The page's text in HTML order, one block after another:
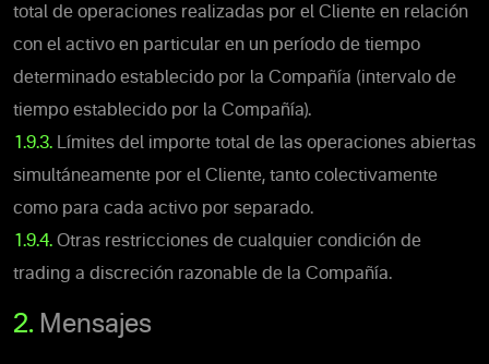
total de operaciones realizadas por el Cliente en relación
con el activo en particular en un período de tiempo
determinado establecido por la Compañía (intervalo de
tiempo establecido por la Compañía).
1.9.3. Límites del importe total de las operaciones abiertas
simultáneamente por el Cliente, tanto colectivamente
como para cada activo por separado.
1.9.4. Otras restricciones de cualquier condición de
trading a discreción razonable de la Compañía.
2. Mensajes